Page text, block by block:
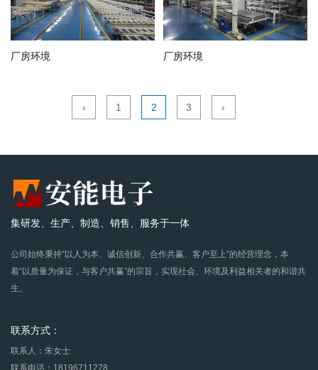
厂房环境 厂房环境
‹ 1 2 3 ›
集研发、生产、制造、销售、服务于一体
公司始终秉持“以人为本、诚信创新、合作共赢、客户至上”的经营理念，本
着“以质量为保证，与客户共赢”的宗旨，实现社会、环境及利益相关者的和谐共
生。
联系方式：
联系人：朱女士
联系电话：18196711278